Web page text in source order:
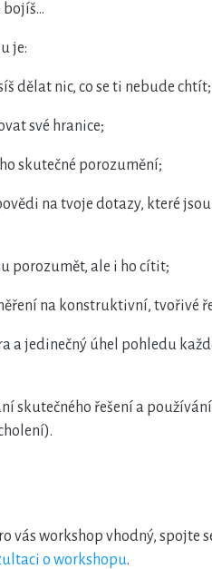
je:
dělat nic, co se ti nebude chtít;
své hranice;
skutečné porozumění;
na tvoje dotazy, které
porozumět, ale i ho cítit;
na konstruktivní, tvořivé
a jedinečný úhel pohledu
skutečného řešení a
vás workshop vhodný, spojte
o workshopu.